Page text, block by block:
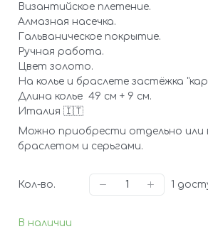
В наличии
Византийское плетение.
Алмазная насечка.
Гальваническое покрытие.
Ручная работа.
Цвет золото.
На колье и браслете застёжка
Длина колье 49 см + 9 см.
Италия 🇮🇹
Можно приобрести отдельно или
браслетом и серьгами.
Кол-во. 1